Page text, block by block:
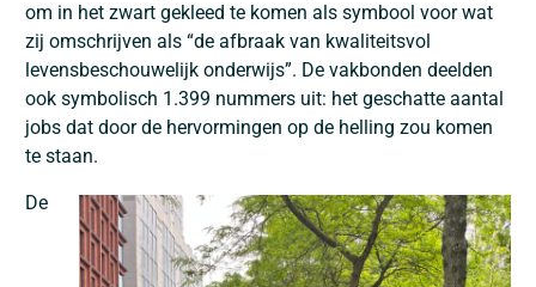
om in het zwart gekleed te komen als symbool voor wat
zij omschrijven als “de afbraak van kwaliteitsvol
levensbeschouwelijk onderwijs”. De vakbonden deelden
ook symbolisch 1.399 nummers uit: het geschatte aantal
jobs dat door de hervormingen op de helling zou komen
te staan.
De